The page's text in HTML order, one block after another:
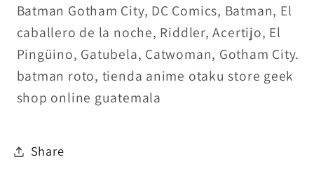
Batman Gotham City, DC Comics, Batman, El
caballero de la noche, Riddler, Acertijo, El
Pingüino, Gatubela, Catwoman, Gotham City.
batman roto, tienda anime otaku store geek
shop online guatemala
Share